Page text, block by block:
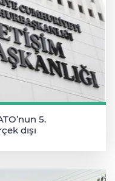
5.
dışı